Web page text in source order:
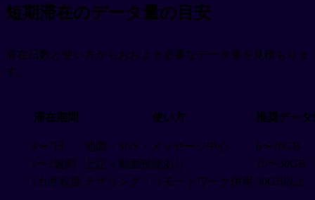
短期滞在のデータ量の目安
滞在日数と使い方からおおよそ必要なデータ量を見積もりま
す。
滞在期間 使い方 推奨データ
3〜7日 地図・SNS・メッセージ中心
6〜10GB
1〜2週間
上記＋動画視聴あり
15〜30GB
1カ月程度 テザリング・リモートワーク併用 50GB以上